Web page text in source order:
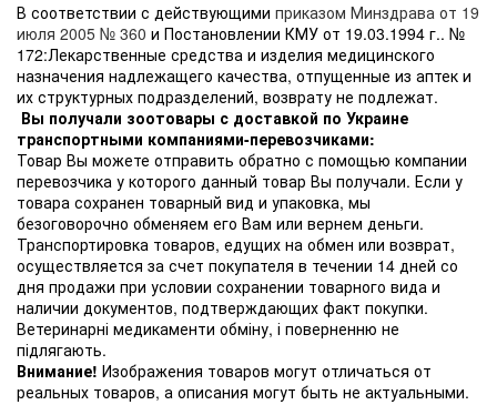
В соответствии с действующими приказом Минздрава от 19
июля 2005 № 360 и Постановлении КМУ от 19.03.1994 г.. №
172:Лекарственные средства и изделия медицинского
назначения надлежащего качества, отпущенные из аптек и
их структурных подразделений, возврату не подлежат.
Вы получали зоотовары с доставкой по Украине
транспортными компаниями-перевозчиками:
Товар Вы можете отправить обратно с помощью компании
перевозчика у которого данный товар Вы получали. Если у
товара сохранен товарный вид и упаковка, мы
безоговорочно обменяем его Вам или вернем деньги.
Транспортировка товаров, едущих на обмен или возврат,
осуществляется за счет покупателя в течении 14 дней со
дня продажи при условии сохранении товарного вида и
наличии документов, подтверждающих факт покупки.
Ветеринарні медикаменти обміну, і поверненню не
підлягають.
Внимание! Изображения товаров могут отличаться от
реальных товаров, а описания могут быть не актуальными.